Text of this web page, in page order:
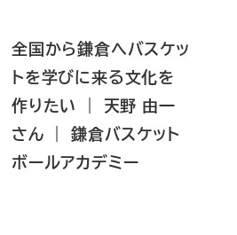
全国から鎌倉へバスケッ
トを学びに来る文化を
作りたい ｜ 天野 由一
さん ｜ 鎌倉バスケット
ボールアカデミー